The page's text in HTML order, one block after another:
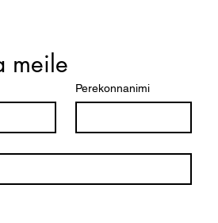
meile
Perekonnanimi